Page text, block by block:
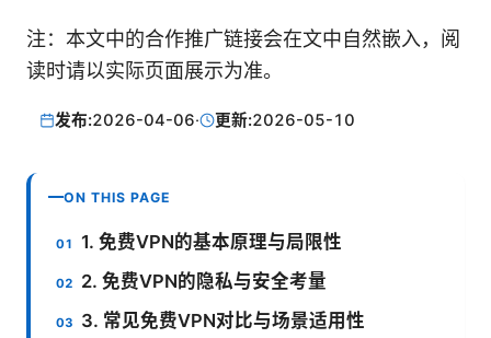
注：本文中的合作推广链接会在文中自然嵌入，阅
读时请以实际页面展示为准。
发布:2026-04-06· 更新:2026-05-10
ON THIS PAGE
1. 免费VPN的基本原理与局限性
2. 免费VPN的隐私与安全考量
3. 常见免费VPN对比与场景适用性